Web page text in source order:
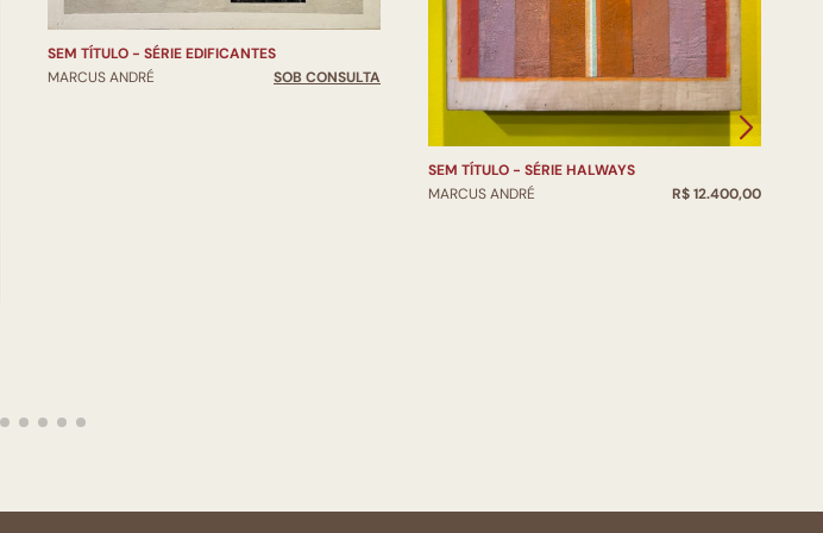
SEM TÍTULO - SÉRIE EDIFICANTES
MARCUS ANDRÉ
SOB CONSULTA
SEM TÍTULO - SÉRIE HALWAYS
MARCUS ANDRÉ
R$ 12.400,00